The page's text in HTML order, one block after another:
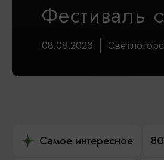
Фестиваль
08.08.2026
Самое интересное